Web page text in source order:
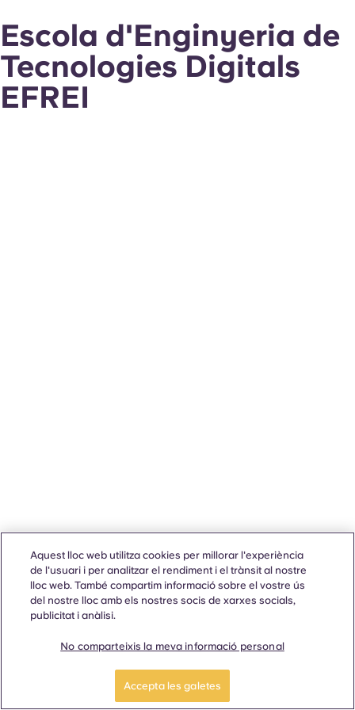
Escola d'Enginyeria de
Tecnologies Digitals
EFREI
Aquest lloc web utilitza cookies per millorar l'experiència
de l'usuari i per analitzar el rendiment i el trànsit al nostre
lloc web. També compartim informació sobre el vostre ús
del nostre lloc amb els nostres socis de xarxes socials,
publicitat i anàlisi.
No comparteixis la meva informació personal
Accepta les galetes